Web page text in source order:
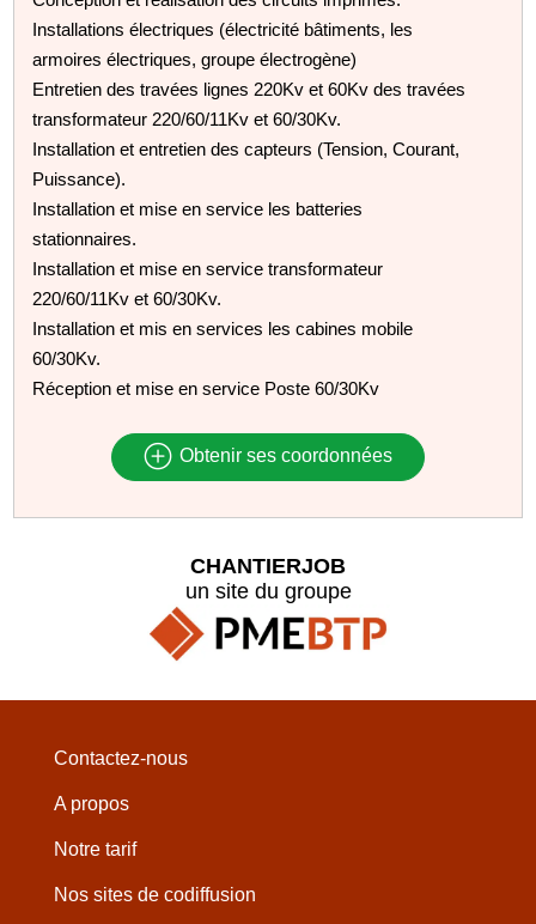
Installations électriques (électricité bâtiments, les
armoires électriques, groupe électrogène)
Entretien des travées lignes 220Kv et 60Kv des travées
transformateur 220/60/11Kv et 60/30Kv.
Installation et entretien des capteurs (Tension, Courant,
Puissance).
Installation et mise en service les batteries
stationnaires.
Installation et mise en service transformateur
220/60/11Kv et 60/30Kv.
Installation et mis en services les cabines mobile
60/30Kv.
Réception et mise en service Poste 60/30Kv
Obtenir ses coordonnées
CHANTIERJOB
un site du groupe
Contactez-nous
A propos
Notre tarif
Nos sites de codiffusion